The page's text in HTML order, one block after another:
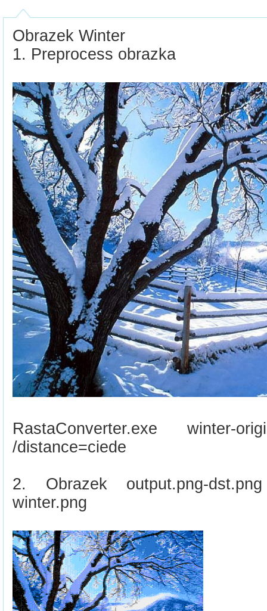
Obrazek Winter
1. Preprocess obrazka
RastaConverter.exe winter-
/distance=ciede
2. Obrazek output.png-
winter.png